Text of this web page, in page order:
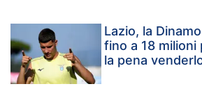
Lazio, la
fino a 18 milioni
la pena